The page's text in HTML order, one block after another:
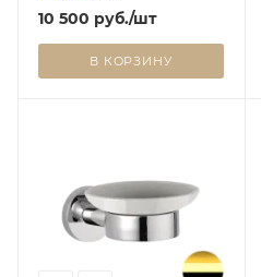
10 500 руб./шт
В КОРЗИНУ